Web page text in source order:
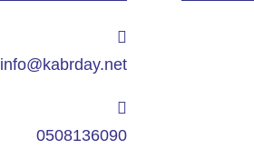
info@kabrday.net
0508136090